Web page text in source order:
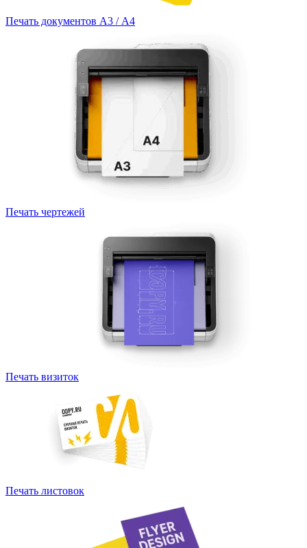
Печать документов А3 / А4
Печать чертежей
Печать визиток
Печать листовок